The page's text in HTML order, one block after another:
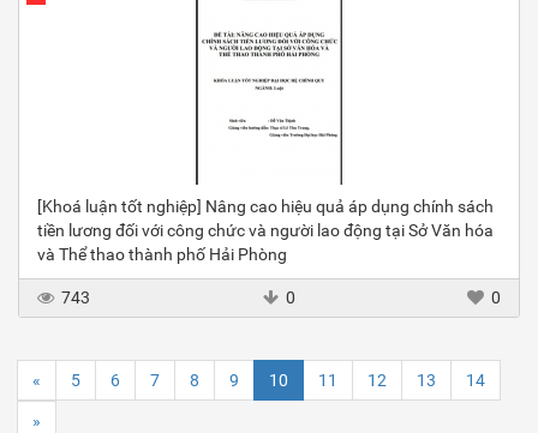
[Khoá luận tốt nghiệp] Nâng cao hiệu quả áp dụng chính sách
tiền lương đối với công chức và người lao động tại Sở Văn hóa
và Thể thao thành phố Hải Phòng
743 0 0
« 5 6 7 8 9 10 11 12 13 14
»